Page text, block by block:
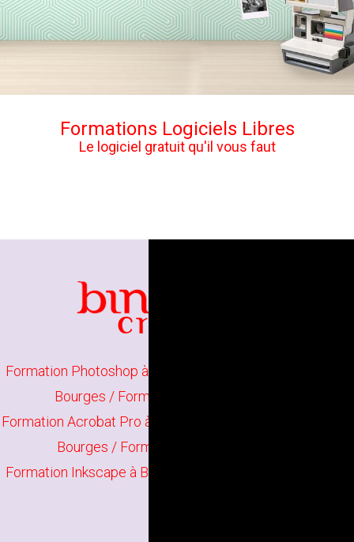
Formations Logiciels Libres
Le logiciel gratuit qu'il vous faut
Formation Photoshop à Bourges
Bourges / Formation Indesign à Bourges
Formation Acrobat Pro à Bourges
Bourges / Formation Scribus à Bourges
Formation Inkscape à Bourges